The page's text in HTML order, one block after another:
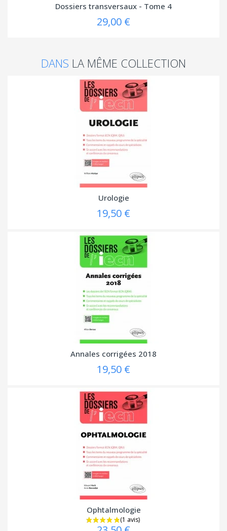
Dossiers transversaux - Tome 4
29,00 €
DANS LA MÊME COLLECTION
Urologie
19,50 €
Annales corrigées 2018
19,50 €
Ophtalmologie